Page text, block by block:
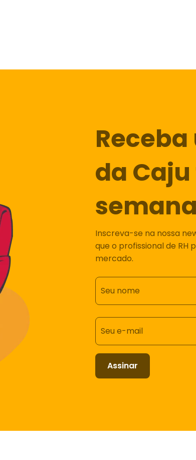
da
Inscreva-se na nossa
que o profissional de RH
mercado.
Seu nome
Seu e-mail
Assinar